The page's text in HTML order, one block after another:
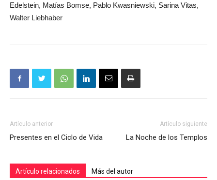
Edelstein, Matías Bomse, Pablo Kwasniewski, Sarina Vitas,
Walter Liebhaber
Artículo anterior
Presentes en el Ciclo de Vida
Artículo siguiente
La Noche de los Templos
Artículo relacionados Más del autor